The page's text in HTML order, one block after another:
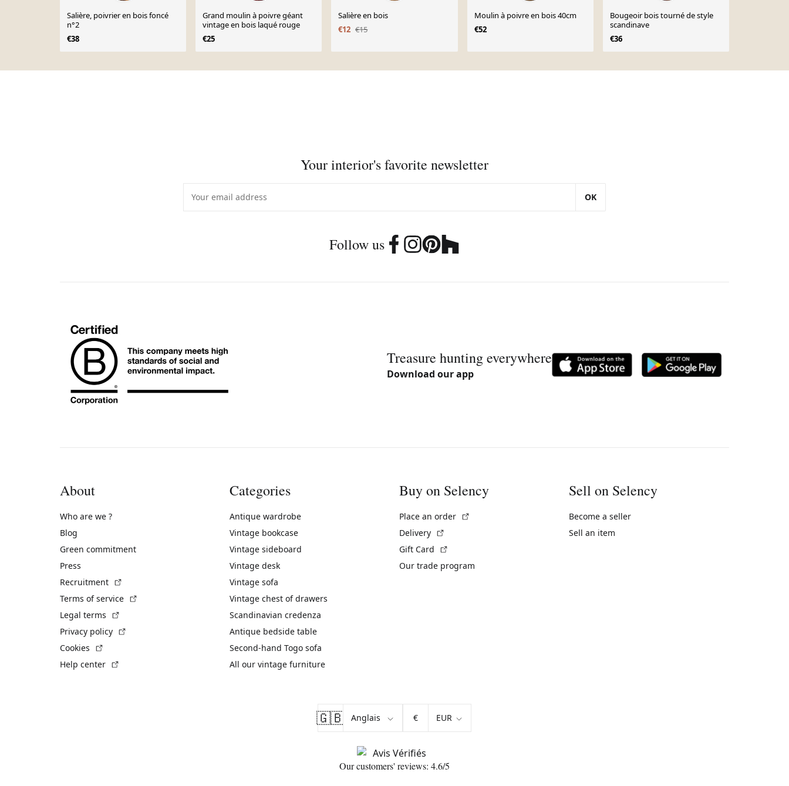
Salière, poivrier en bois foncé
n°2
€38
Grand moulin à poivre géant
vintage en bois laqué rouge
€25
Salière en bois
€12 €15
Moulin à poivre en bois 40cm
€52
Bougeoir bois tourné de style
scandinave
€36
Your interior's favorite newsletter
OK
Follow us
Treasure hunting everywhere
Download our app
About
Who are we ?
Blog
Green commitment
Press
Recruitment
Terms of service
Legal terms
Privacy policy
Cookies
Help center
Categories
Antique wardrobe
Vintage bookcase
Vintage sideboard
Vintage desk
Vintage sofa
Vintage chest of drawers
Scandinavian credenza
Antique bedside table
Second-hand Togo sofa
All our vintage furniture
Buy on Selency
Place an order
Delivery
Gift Card
Our trade program
Sell on Selency
Become a seller
Sell an item
🇬🇧 €
Our customers' reviews: 4.6/5